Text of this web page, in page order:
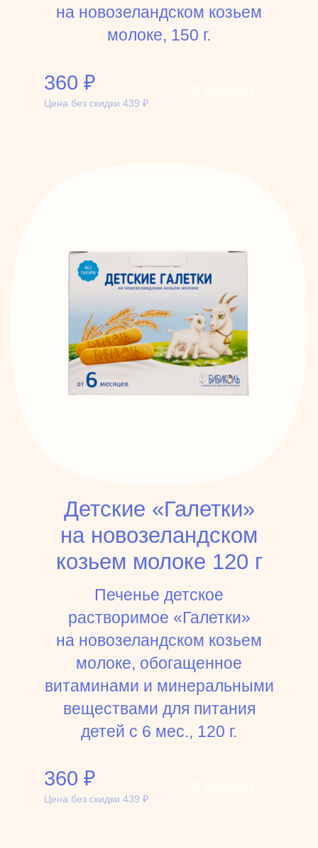
на новозеландском козьем
молоке, 150 г.
360 ₽
Цена без скидки439 ₽
Детские «Галетки»
на новозеландском
козьем молоке 120 г
Печенье детское
растворимое «Галетки»
на новозеландском козьем
молоке, обогащенное
витаминами и минеральными
веществами для питания
детей с 6 мес., 120 г.
360 ₽
Цена без скидки439 ₽